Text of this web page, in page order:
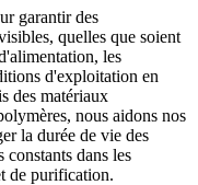
garantir des
quelles que soient
les
d'exploitation en
des matériaux
nous aidons nos
la durée de vie des
constants dans les
de purification.